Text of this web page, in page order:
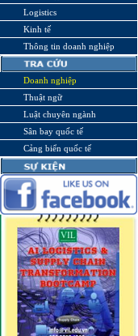
Logistics
Kinh tế
Thông tin doanh nghiệp
Doanh nghiệp
Thuật ngữ
Luật chuyên ngành
Sân bay quốc tế
Cảng biển quốc tế